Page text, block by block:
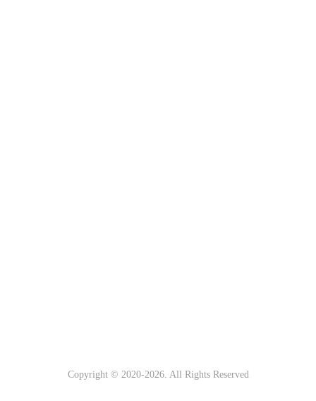
Copyright © 2020-2026. All Rights Reserved